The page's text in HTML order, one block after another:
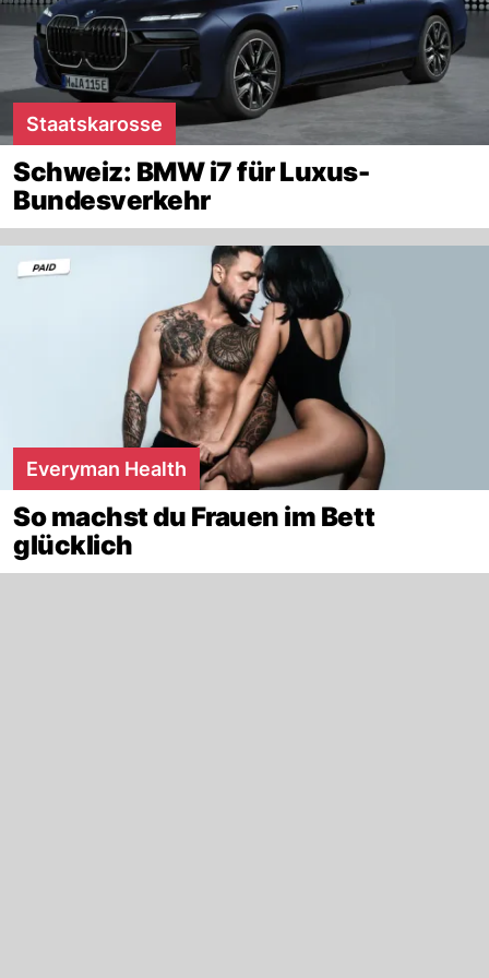
Staatskarosse
Schweiz: BMW i7 für Luxus-
Bundesverkehr
Everyman Health
So machst du Frauen im Bett
glücklich